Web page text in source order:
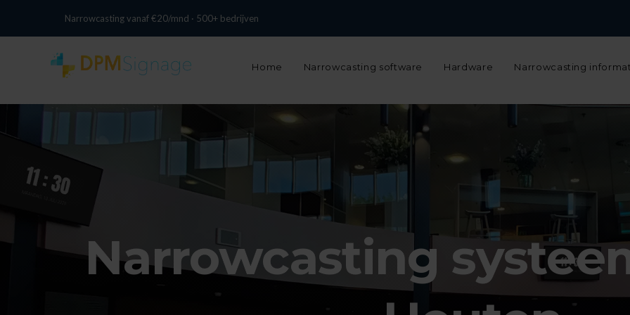
Narrowcasting vanaf €20/mnd · 500+ bedrijven
info@digitalpixelmarketing.nl
+31 13 737 0074
Home Narrowcasting software Hardware Narrowcasting
Narrowcasting